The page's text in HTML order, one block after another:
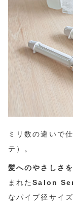
冷暖房家電
家具
その他
アウト
ミリ数の違いで
テ）。
髪へのやさしさ
まれたSalon
なパイプ径サイ